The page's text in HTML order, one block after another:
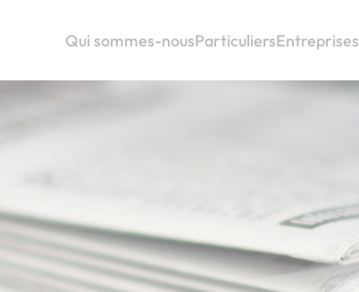
Qui sommes-nousParticuliersEntreprises